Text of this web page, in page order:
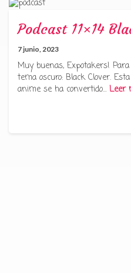
Podcast 11×14
7 junio, 2023
Muy buenas, Expotakers!
tema oscuro: Black Clover.
anime se ha convertido… Leer